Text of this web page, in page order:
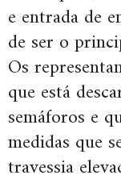
e entrada de
de ser o
Os
que está
semáforos e
medidas que
travessia